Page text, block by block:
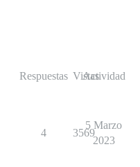
Respuestas Vistas
Actividad
4 3569
5 Marzo
2023